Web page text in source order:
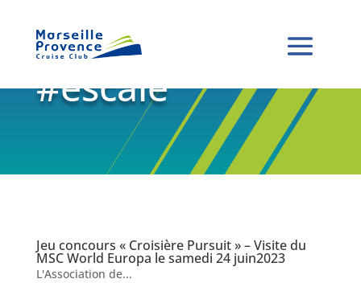
#escale
Jeu concours « Croisière Pursuit » – Visite du
MSC World Europa le samedi 24 juin2023
L'Association de...